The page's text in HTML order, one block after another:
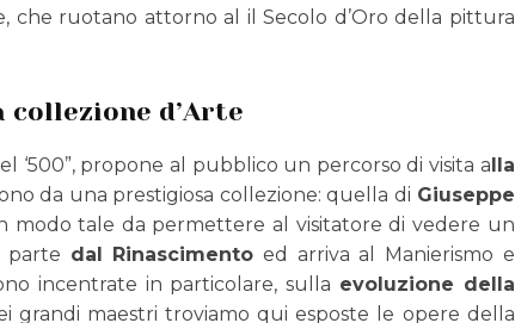
che ruotano attorno al il Secolo d’Oro della pittura
d’Arte
‘500”, propone al pubblico un percorso di visita alla
da una prestigiosa collezione: quella di Giuseppe
modo tale da permettere al visitatore di vedere un
parte dal Rinascimento ed arriva al Manierismo e
incentrate in particolare, sulla evoluzione della
grandi maestri troviamo qui esposte le opere della